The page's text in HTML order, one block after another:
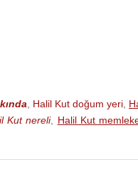
Halil Kut doğum yeri
Kut nereli, Halil Kut